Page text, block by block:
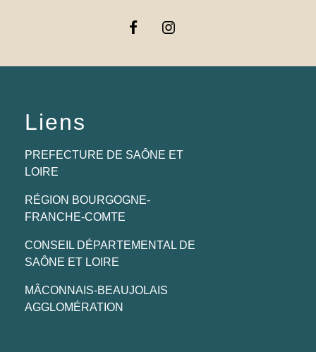
Liens
PREFECTURE DE SAÔNE ET
LOIRE
RÉGION BOURGOGNE-
FRANCHE-COMTE
CONSEIL DÉPARTEMENTAL DE
SAÔNE ET LOIRE
MÂCONNAIS-BEAUJOLAIS
AGGLOMÉRATION